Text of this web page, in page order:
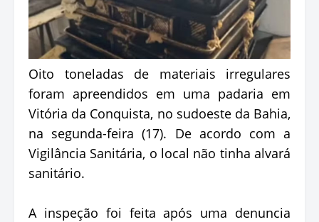
Oito toneladas de materiais irregulares
foram apreendidos em uma padaria em
Vitória da Conquista, no sudoeste da Bahia,
na segunda-feira (17). De acordo com a
Vigilância Sanitária, o local não tinha alvará
sanitário.
A inspeção foi feita após uma denuncia